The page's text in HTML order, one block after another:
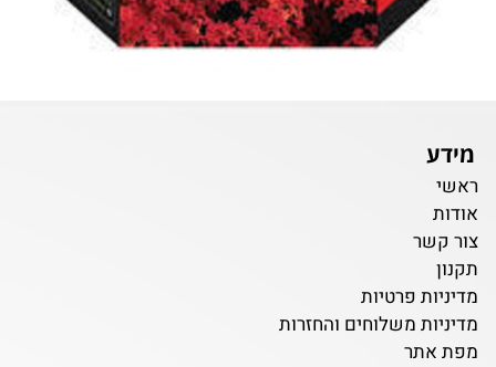
מידע
ראשי
אודות
צור קשר
תקנון
מדיניות פרטיות
מדיניות משלוחים והחזרות
מפת אתר